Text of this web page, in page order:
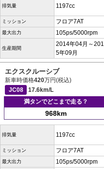
排気量 1197cc
ミッション フロア7AT
最大出力 105ps/5000rpm
生産期間
2014年04月～201
5年09月
エクスクルーシブ
新車時価格420万円(税込)
JC08
17.6km/L
満タンでどこまで走る？
968km
排気量 1197cc
ミッション フロア7AT
最大出力 105ps/5000rpm